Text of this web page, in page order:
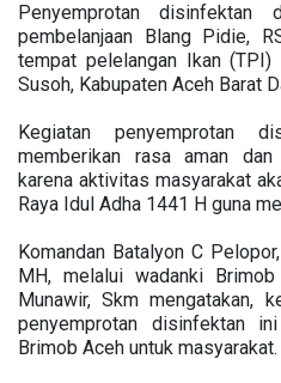
Penyemprotan
pembelanjaan Blang Pidie,
tempat pelelangan Ikan (TPI)
Susoh, Kabupaten Aceh Barat
Kegiatan penyemprotan
memberikan rasa aman
karena aktivitas masyarakat
Raya Idul Adha 1441 H guna
Komandan Batalyon C
MH, melalui wadanki
Munawir, Skm mengatakan,
penyemprotan disinfektan
Brimob Aceh untuk masyarakat.